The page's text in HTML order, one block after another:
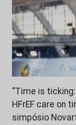
“Time is
HFrEF care on
simpósio